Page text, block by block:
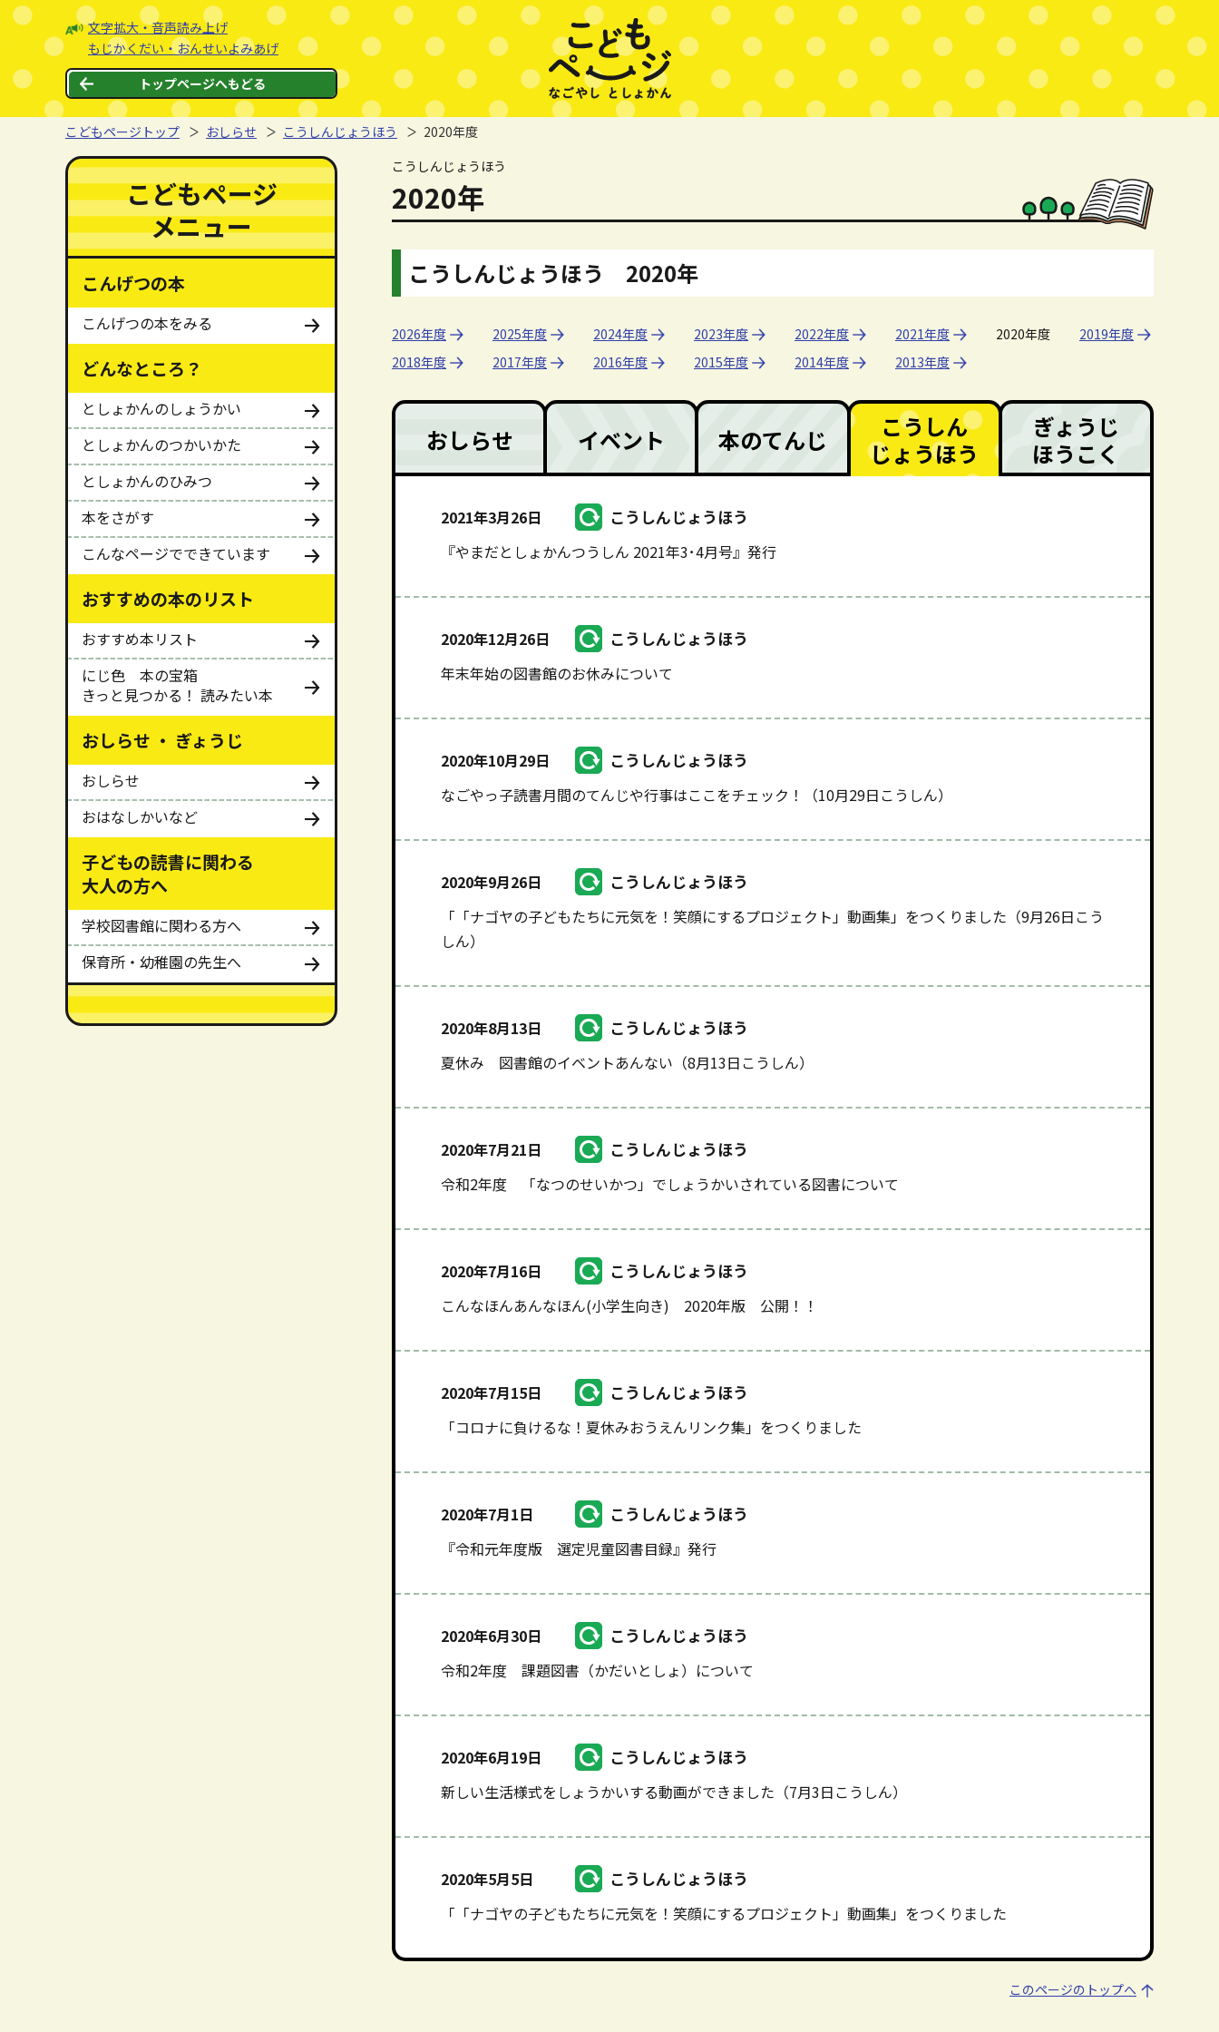
ページの先頭です。
本文へジャンプする。
文字拡大・音声読み上げ
もじかくだい・おんせいよみあげ
トップページへもどる
こどもページトップ おしらせ こうしんじょうほう
2020年度
ここから本文です。ここからメインメニューです。
メインメニューをスキップする
こどもページ
メニュー
こんげつの本
こんげつの本をみる
どんなところ？
としょかんのしょうかい
としょかんのつかいかた
としょかんのひみつ
本をさがす
こんなページでできています
おすすめの本のリスト
おすすめ本リスト
にじ色 本の宝箱
きっと見つかる！ 読みたい本
おしらせ ・ ぎょうじ
おしらせ
おはなしかいなど
子どもの読書に関わる
大人の方へ
学校図書館に関わる方へ
保育所・幼稚園の先生へ
メインメニューここまで。
こうしんじょうほう
2020年
こうしんじょうほう 2020年
2026年度 2025年度 2024年度 2023年度 2022年度 2021年度 2020年度
2019年度
2018年度
2017年度 2016年度 2015年度 2014年度 2013年度
おしらせ イベント 本のてんじ
こうしん
じょうほう
ぎょうじ
ほうこく
2021年3月26日 こうしんじょうほう
『やまだとしょかんつうしん 2021年3･4月号』発行
2020年12月26日 こうしんじょうほう
年末年始の図書館のお休みについて
2020年10月29日 こうしんじょうほう
なごやっ子読書月間のてんじや行事はここをチェック！（10月29日こうしん）
2020年9月26日 こうしんじょうほう
「「ナゴヤの子どもたちに元気を！笑顔にするプロジェクト」動画集」をつくりました（9月26日こう
しん）
2020年8月13日 こうしんじょうほう
夏休み 図書館のイベントあんない（8月13日こうしん）
2020年7月21日 こうしんじょうほう
令和2年度 「なつのせいかつ」でしょうかいされている図書について
2020年7月16日 こうしんじょうほう
こんなほんあんなほん(小学生向き) 2020年版 公開！！
2020年7月15日 こうしんじょうほう
「コロナに負けるな！夏休みおうえんリンク集」をつくりました
2020年7月1日 こうしんじょうほう
『令和元年度版 選定児童図書目録』発行
2020年6月30日 こうしんじょうほう
令和2年度 課題図書（かだいとしょ）について
2020年6月19日 こうしんじょうほう
新しい生活様式をしょうかいする動画ができました（7月3日こうしん）
2020年5月5日 こうしんじょうほう
「「ナゴヤの子どもたちに元気を！笑顔にするプロジェクト」動画集」をつくりました
このページのトップへ